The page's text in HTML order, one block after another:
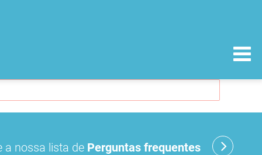
a nossa lista de Perguntas frequentes